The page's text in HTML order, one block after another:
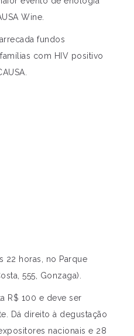
Wine.
fundos
com HIV positivo
22 horas, no Parque
555, Gonzaga).
R$ 100 e deve ser
Dá direito à degustação
nacionais e 28